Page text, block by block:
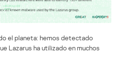
el planeta: hemos detectado
Lazarus ha utilizado en muchos